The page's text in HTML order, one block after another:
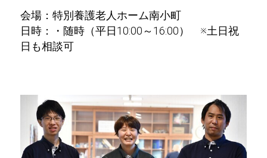
会場：特別養護老人ホーム南小町
日時：・随時（平日10:00～16:00） ※土日祝
日も相談可